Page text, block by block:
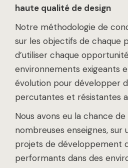
haute qualité de design
Notre méthodologie de
sur les objectifs de chaque
d’utiliser chaque
environnements exigeants
évolution pour développer
percutantes et résistantes
Nous avons eu la chance
nombreuses enseignes, sur
projets de développement
performants dans des